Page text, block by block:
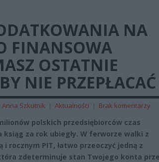
NA
FINANSOWA
OSTATNIE
NIE PRZEPŁACAĆ
Anna Szkutnik | Aktualności | Brak komentarzy
polskich przedsiębiorców czas
za rok ubiegły. W ferworze walki z
rocznym PIT, łatwo przeoczyć jedną z
zdeterminuje stan Twojego konta